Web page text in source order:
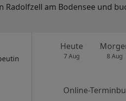
Radolfzell am Bodensee und
Heute
7 Aug 8 Aug
Online-